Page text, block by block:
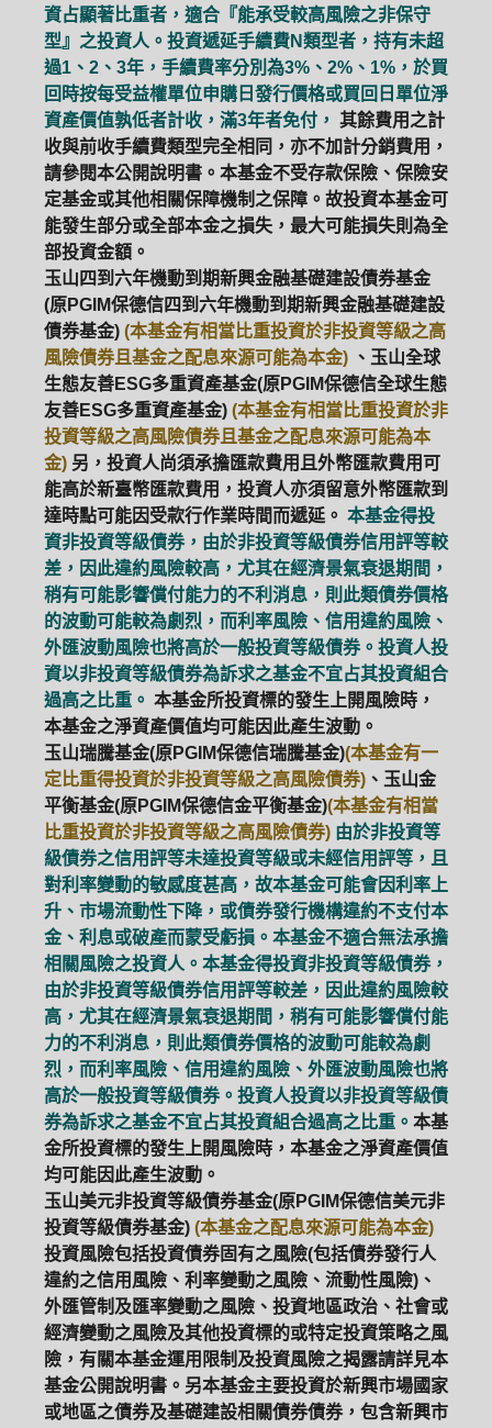
ETF 中國好時平衡 壽星優惠
醫療生化 中國品牌 0%手續費
基金申購 策略成長 拉丁美洲
大中華
資占顯著比重者，適合『能承受較高風險之非保守
型』之投資人。投資遞延手續費N類型者，持有未超
過1、2、3年，手續費率分別為3%、2%、1%，於買
回時按每受益權單位申購日發行價格或買回日單位淨
資產價值孰低者計收，滿3年者免付， 其餘費用之計
收與前收手續費類型完全相同，亦不加計分銷費用，
請參閱本公開說明書。本基金不受存款保險、保險安
定基金或其他相關保障機制之保障。故投資本基金可
能發生部分或全部本金之損失，最大可能損失則為全
部投資金額。
玉山四到六年機動到期新興金融基礎建設債券基金
(原PGIM保德信四到六年機動到期新興金融基礎建設
債券基金) (本基金有相當比重投資於非投資等級之高
風險債券且基金之配息來源可能為本金) 、玉山全球
生態友善ESG多重資產基金(原PGIM保德信全球生態
友善ESG多重資產基金) (本基金有相當比重投資於非
投資等級之高風險債券且基金之配息來源可能為本
金) 另，投資人尚須承擔匯款費用且外幣匯款費用可
能高於新臺幣匯款費用，投資人亦須留意外幣匯款到
達時點可能因受款行作業時間而遞延。 本基金得投
資非投資等級債券，由於非投資等級債券信用評等較
差，因此違約風險較高，尤其在經濟景氣衰退期間，
稍有可能影響償付能力的不利消息，則此類債券價格
的波動可能較為劇烈，而利率風險、信用違約風險、
外匯波動風險也將高於一般投資等級債券。投資人投
資以非投資等級債券為訴求之基金不宜占其投資組合
過高之比重。 本基金所投資標的發生上開風險時，
本基金之淨資產價值均可能因此產生波動。
玉山瑞騰基金(原PGIM保德信瑞騰基金)(本基金有一
定比重得投資於非投資等級之高風險債券) 、玉山金
平衡基金(原PGIM保德信金平衡基金)(本基金有相當
比重投資於非投資等級之高風險債券) 由於非投資等
級債券之信用評等未達投資等級或未經信用評等，且
對利率變動的敏感度甚高，故本基金可能會因利率上
升、市場流動性下降，或債券發行機構違約不支付本
金、利息或破產而蒙受虧損。本基金不適合無法承擔
相關風險之投資人。本基金得投資非投資等級債券，
由於非投資等級債券信用評等較差，因此違約風險較
高，尤其在經濟景氣衰退期間，稍有可能影響償付能
力的不利消息，則此類債券價格的波動可能較為劇
烈，而利率風險、信用違約風險、外匯波動風險也將
高於一般投資等級債券。投資人投資以非投資等級債
券為訴求之基金不宜占其投資組合過高之比重。 本基
金所投資標的發生上開風險時，本基金之淨資產價值
均可能因此產生波動。
玉山美元非投資等級債券基金(原PGIM保德信美元非
投資等級債券基金) (本基金之配息來源可能為本金)
投資風險包括投資債券固有之風險(包括債券發行人
違約之信用風險、利率變動之風險、流動性風險)、
外匯管制及匯率變動之風險、投資地區政治、社會或
經濟變動之風險及其他投資標的或特定投資策略之風
險，有關本基金運用限制及投資風險之揭露請詳見本
基金公開說明書。另本基金主要投資於新興市場國家
或地區之債券及基礎建設相關債券債券，包含新興市